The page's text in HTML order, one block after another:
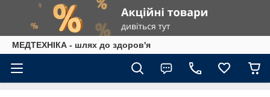
МЕДТЕХНІКА - шлях до здоров'я